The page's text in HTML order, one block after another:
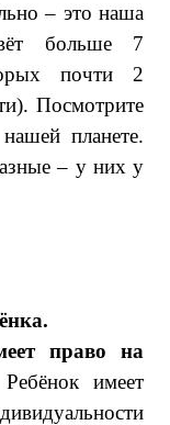
– это наша
больше 7
почти 2
Посмотрите
планете.
– у них у
право на
Ребёнок имеет